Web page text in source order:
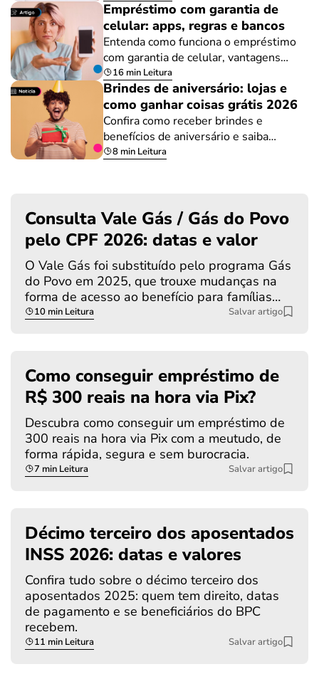
Empréstimo com garantia de
celular: apps, regras e bancos
Entenda como funciona o empréstimo
com garantia de celular, vantagens…
16 min Leitura
Brindes de aniversário: lojas e
como ganhar coisas grátis 2026
Confira como receber brindes e
benefícios de aniversário e saiba…
8 min Leitura
Consulta Vale Gás / Gás do Povo
pelo CPF 2026: datas e valor
O Vale Gás foi substituído pelo programa Gás
do Povo em 2025, que trouxe mudanças na
forma de acesso ao benefício para famílias…
10 min Leitura Salvar artigo
Como conseguir empréstimo de
R$ 300 reais na hora via Pix?
Descubra como conseguir um empréstimo de
300 reais na hora via Pix com a meutudo, de
forma rápida, segura e sem burocracia.
7 min Leitura Salvar artigo
Décimo terceiro dos aposentados
INSS 2026: datas e valores
Confira tudo sobre o décimo terceiro dos
aposentados 2025: quem tem direito, datas
de pagamento e se beneficiários do BPC
recebem.
11 min Leitura Salvar artigo